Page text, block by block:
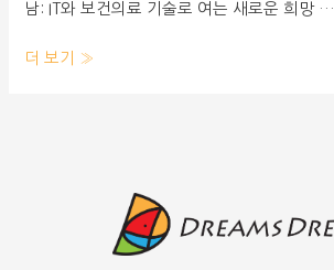
남: IT와 보건의료 기술로 여는 새로운 희망 …
더 보기 »